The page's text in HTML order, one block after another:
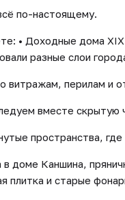
по-настоящему.
• Доходные дома
разные слои
витражам, перилам и
вместе
пространства,
в доме Каншина,
плитка и старые